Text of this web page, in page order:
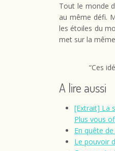
Tout le monde
au même défi.
les étoiles du
met sur la
“Ces
A lire aussi
[Extrait] La
Plus vous
En quête
Le pouvoir